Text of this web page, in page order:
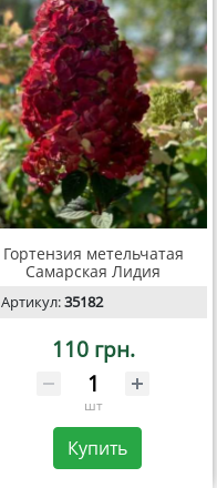
Гортензия метельчатая
Самарская Лидия
Артикул:35182
110 грн.
шт
Купить